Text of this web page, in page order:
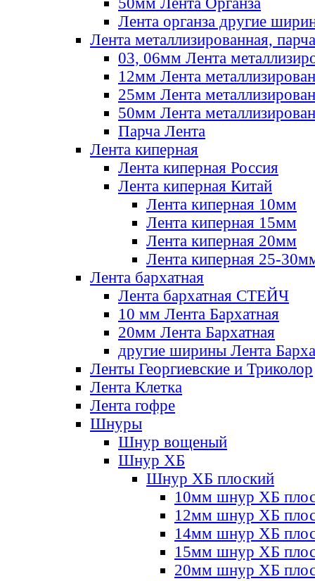
Лента органза другие
Лента металлизированная, парча
03, 06мм Лента
12мм Лента
25мм Лента
50мм Лента
Парча Лента
Лента киперная
Лента киперная Россия
Лента киперная Китай
Лента киперная 10мм
Лента киперная 15мм
Лента киперная 20мм
Лента киперная 25-
Лента бархатная
Лента бархатная СТЕЙЧ
10 мм Лента Бархатная
20мм Лента Бархатная
другие ширины Лента
Ленты Георгиевские и Триколор
Лента Клетка
Лента гофре
Шнуры
Шнур вощеный
Шнур ХБ
Шнур ХБ плоский
10мм шнур ХБ
12мм шнур ХБ
14мм шнур ХБ
15мм шнур ХБ
20мм шнур ХБ